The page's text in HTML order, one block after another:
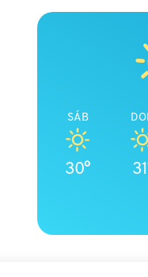
SÁB
30°